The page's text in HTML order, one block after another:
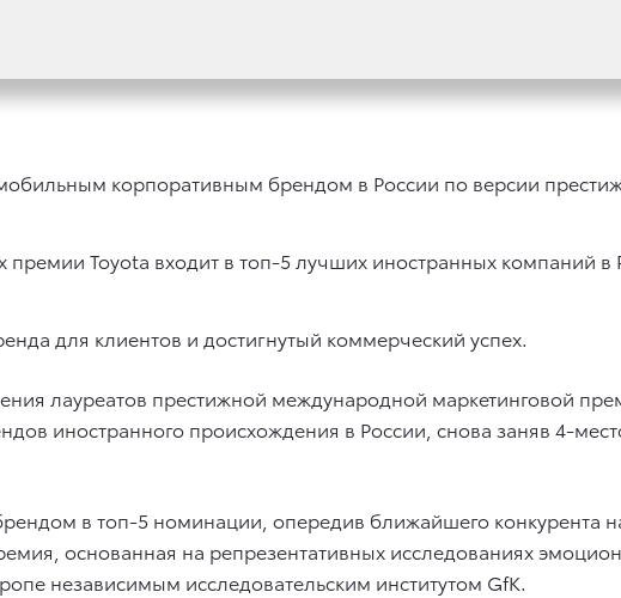
корпоративным брендом в России по версии
Toyota входит в топ-5 лучших иностранных компаний в
для клиентов и достигнутый коммерческий успех.
лауреатов престижной международной маркетинговой
иностранного происхождения в России, снова заняв 4-
в топ-5 номинации, опередив ближайшего конкурента
основанная на репрезентативных исследованиях
независимым исследовательским институтом GfK.